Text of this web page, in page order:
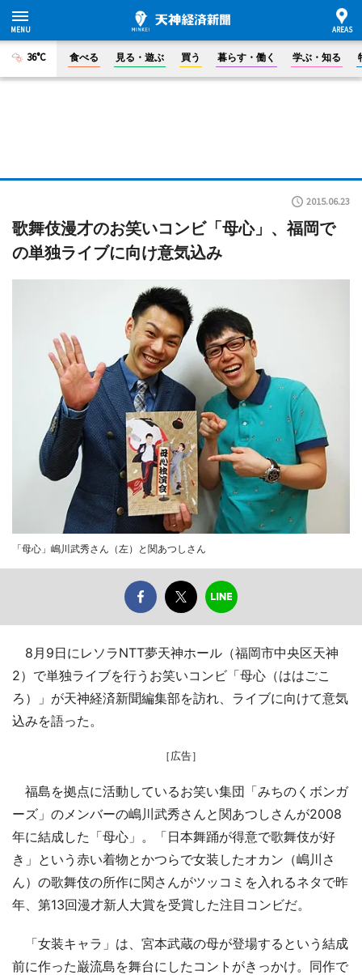
36°C 食べる 見る・遊ぶ 買う 暮らす・働く 学ぶ・知る
2015.06.23
歌舞伎漫才のお笑いコンビ「母心」、福岡で
の単独ライブに向け意気込み
「母心」嶋川武秀さん（左）と関あつしさん
8月9日にレソラNTT夢天神ホール（福岡市中央区天神
2）で単独ライブを行うお笑いコンビ「母心（ははごこ
ろ）」が天神経済新聞編集部を訪れ、ライブに向けて意気
込みを語った。
［広告］
福島を拠点に活動しているお笑い集団「みちのくボンガ
ーズ」のメンバーの嶋川武秀さんと関あつしさんが2008
年に結成した「母心」。「日本舞踊が得意で歌舞伎が好
き」という赤い着物とかつらで女装したオカン（嶋川さ
ん）の歌舞伎の所作に関さんがツッコミを入れるネタで昨
年、第13回漫才新人大賞を受賞した注目コンビだ。
「女装キャラ」は、宮本武蔵の母が登場するという結成
前に作った巌流島を舞台にしたコントがきっかけ。同作で